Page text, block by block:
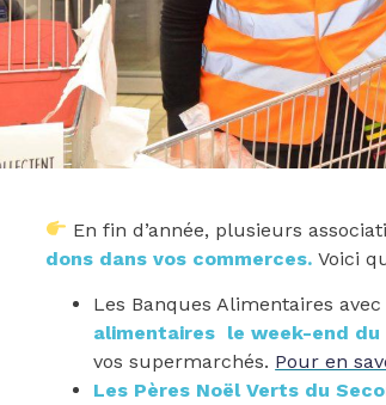
En fin d’année, plusieurs
dons dans vos commerces.Voici
Les Banques Alimentaires
alimentaires le week-end du
vos supermarchés. Pour en
Les Pères Noël Verts du